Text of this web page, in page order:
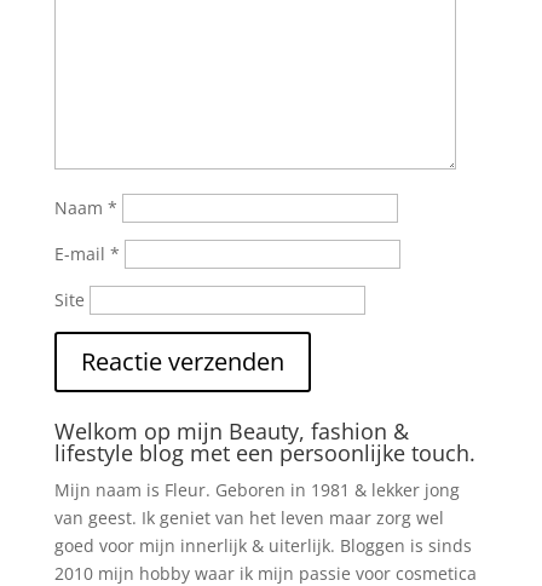
Naam *
E-mail *
Site
Welkom op mijn Beauty, fashion &
lifestyle blog met een persoonlijke touch.
Mijn naam is Fleur. Geboren in 1981 & lekker jong
van geest. Ik geniet van het leven maar zorg wel
goed voor mijn innerlijk & uiterlijk. Bloggen is sinds
2010 mijn hobby waar ik mijn passie voor cosmetica